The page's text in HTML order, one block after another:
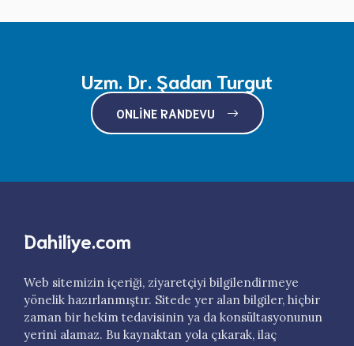
Uzm. Dr. Şadan Turgut
ONLINE RANDEVU
Dahiliye.com
Web sitemizin içeriği, ziyaretçiyi bilgilendirmeye
yönelik hazırlanmıştır. Sitede yer alan bilgiler, hiçbir
zaman bir hekim tedavisinin ya da konsültasyonunun
yerini alamaz. Bu kaynaktan yola çıkarak, ilaç